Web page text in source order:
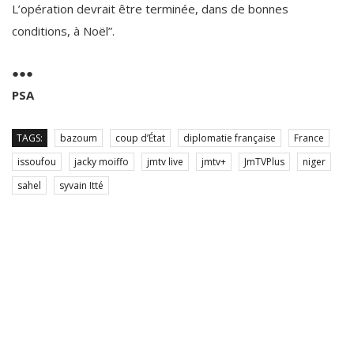
L’opération devrait être terminée, dans de bonnes
conditions, à Noël”.
●●●
PSA
TAGS: bazoum coup d’État diplomatie française
France
issoufou
jacky moiffo jmtv live jmtv+ JmTVPlus
niger
sahel
syvain Itté